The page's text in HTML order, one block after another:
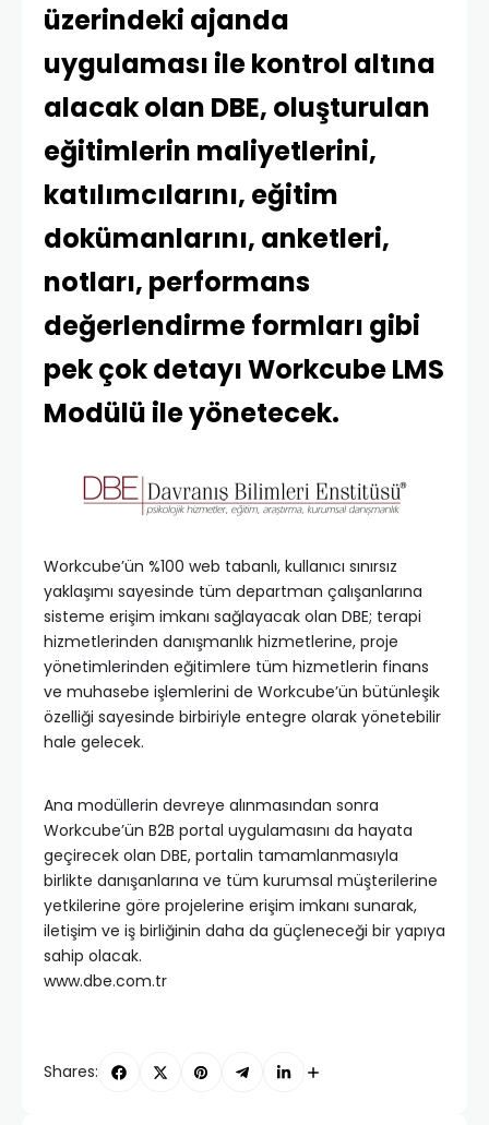
üzerindeki ajanda
uygulaması ile kontrol altına
alacak olan DBE, oluşturulan
eğitimlerin maliyetlerini,
katılımcılarını, eğitim
dokümanlarını, anketleri,
notları, performans
değerlendirme formları gibi
pek çok detayı Workcube LMS
Modülü ile yönetecek.
Workcube’ün %100 web tabanlı, kullanıcı sınırsız
yaklaşımı sayesinde tüm departman çalışanlarına
sisteme erişim imkanı sağlayacak olan DBE; terapi
hizmetlerinden danışmanlık hizmetlerine, proje
yönetimlerinden eğitimlere tüm hizmetlerin finans
ve muhasebe işlemlerini de Workcube’ün bütünleşik
özelliği sayesinde birbiriyle entegre olarak yönetebilir
hale gelecek.
Ana modüllerin devreye alınmasından sonra
Workcube’ün B2B portal uygulamasını da hayata
geçirecek olan DBE, portalin tamamlanmasıyla
birlikte danışanlarına ve tüm kurumsal müşterilerine
yetkilerine göre projelerine erişim imkanı sunarak,
iletişim ve iş birliğinin daha da güçleneceği bir yapıya
sahip olacak.
www.dbe.com.tr
Shares: